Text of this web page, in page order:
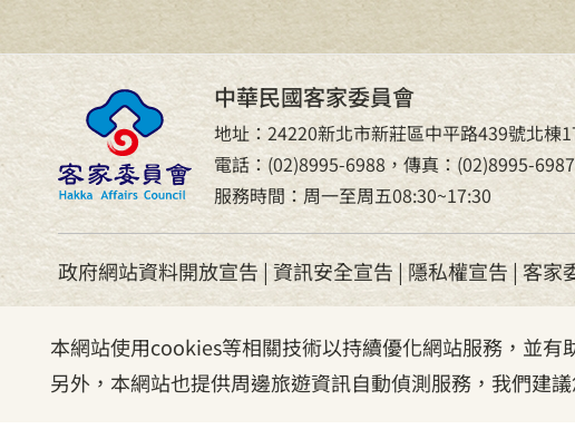
本網站使用cookies等相關技術以持續優化網站服務，並
另外，本網站也提供周邊旅遊資訊自動偵測服務，我們建
中華民國客家委員會
地址：24220新北市新莊區中平路439號北棟
電話：(02)8995-6988，傳真：(02)8995-6987
服務時間：周一至周五08:30~17:30
政府網站資料開放宣告|資訊安全宣告| 隱私權宣告 | 客家